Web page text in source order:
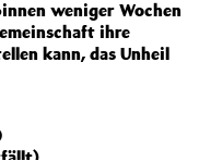
weniger Wochen
ihre
kann, das Unheil